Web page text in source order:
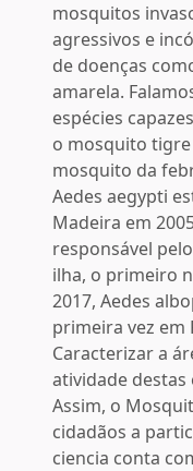
mosquitos
agressivos e
de doenças
amarela.
espécies
o mosquito tigre
mosquito da
Aedes aegypti
Madeira em
responsável
ilha, o primeiro
2017, Aedes
primeira vez
Caracterizar a
atividade destas
Assim, o
cidadãos a
ciencia conta